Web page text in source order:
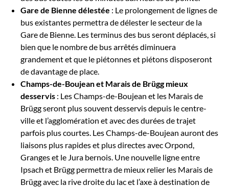
Gare de Bienne délestée : Le prolongement de lignes de
bus existantes permettra de délester le secteur de la
Gare de Bienne. Les terminus des bus seront déplacés, si
bien que le nombre de bus arrêtés diminuera
grandement et que le piétonnes et piétons disposeront
de davantage de place.
Champs-de-Boujean et Marais de Brügg mieux
desservis : Les Champs-de-Boujean et les Marais de
Brügg seront plus souvent desservis depuis le centre-
ville et l’agglomération et avec des durées de trajet
parfois plus courtes. Les Champs-de-Boujean auront des
liaisons plus rapides et plus directes avec Orpond,
Granges et le Jura bernois. Une nouvelle ligne entre
Ipsach et Brügg permettra de mieux relier les Marais de
Brügg avec la rive droite du lac et l’axe à destination de